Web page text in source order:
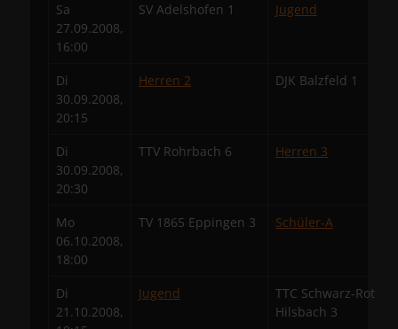
Sa
27.09.2008,
16:00
SV Adelshofen 1 Jugend
Di
30.09.2008,
20:15
Herren 2 DJK Balzfeld 1
Di
30.09.2008,
20:30
TTV Rohrbach 6 Herren 3
Mo
06.10.2008,
18:00
TV 1865 Eppingen 3 Schüler-A
Di
21.10.2008,
Jugend
TTC Schwarz-Rot
Hilsbach 3